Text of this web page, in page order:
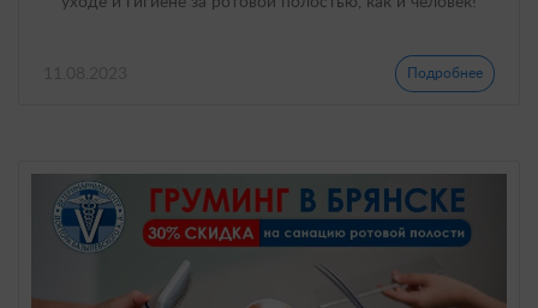
Подробнее